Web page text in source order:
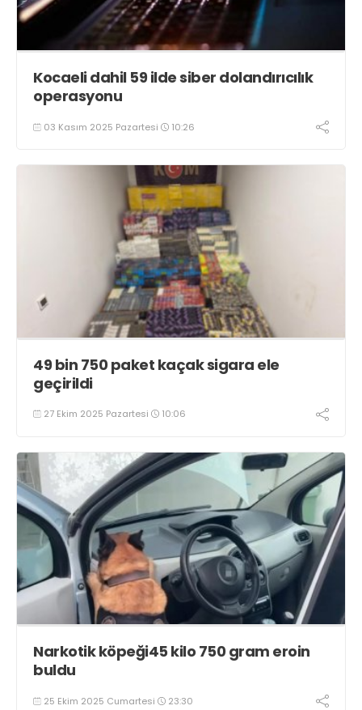
Kocaeli dahil 59 ilde siber dolandırıcılık
operasyonu
03 Kasım 2025 Pazartesi 10:26
49 bin 750 paket kaçak sigara ele
geçirildi
27 Ekim 2025 Pazartesi 10:06
Narkotik köpeği45 kilo 750 gram eroin
buldu
25 Ekim 2025 Cumartesi 23:30